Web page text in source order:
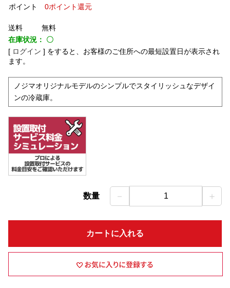
ポイント
0ポイント還元
送料
無料
在庫状況： 〇
[ ログイン ] をすると、お客様のご住所への最短設置日が表示され
ます。
ノジマオリジナルモデルのシンプルでスタイリッシュなデザイ
ンの冷蔵庫。
数量 － 1 ＋
カートに入れる